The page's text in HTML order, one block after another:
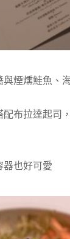
煙燻鮭魚、
布拉達起司
器也好可愛